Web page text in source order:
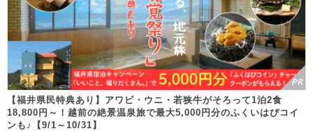
【福井県民特典あり】アワビ・ウニ・若狭牛がそろって1泊2食
18,800円～！越前の絶景温泉旅で最大5,000円分のふくいはぴコイ
ンも♪【9/1～10/31】